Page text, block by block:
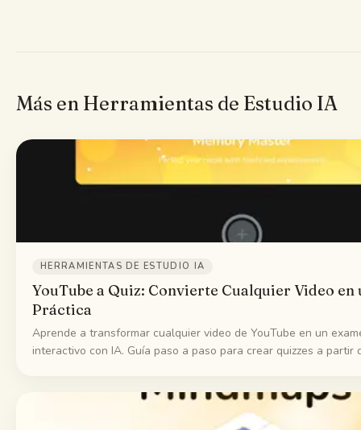
Más en Herramientas de Estudio IA
HERRAMIENTAS DE ESTUDIO IA
YouTube a Quiz: Convierte Cualquier Video en
Práctica
Aprende a transformar cualquier video de YouTube en un
interactivo con IA. Guía paso a paso para crear quizzes a partir